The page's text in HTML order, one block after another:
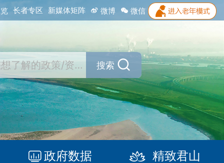
长者专区 新媒体矩阵 微博 微信
搜索
政府数据 精致君山